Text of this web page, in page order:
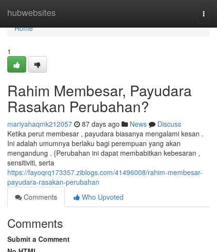
hubwebsites
Home
Home
1
Rahim Membesar, Payudara
Rasakan Perubahan?
mariyahaqmk212057 87 days ago News
Discuss
Ketika perut membesar , payudara biasanya mengalami kesan .
Ini adalah umumnya berlaku bagi perempuan yang akan
mengandung . {Perubahan ini dapat membabitkan kebesaran ,
sensitiviti, serta
https://fayoqrq173357.ziblogs.com/41496008/rahim-membesar-
payudara-rasakan-perubahan
Comments
Who Upvoted
Comments
Submit a Comment